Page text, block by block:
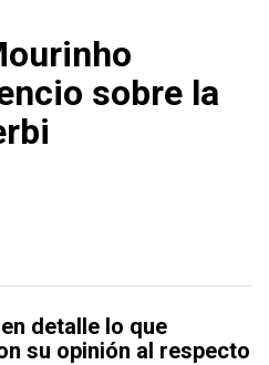
sobre la
detalle lo que
su opinión al respecto